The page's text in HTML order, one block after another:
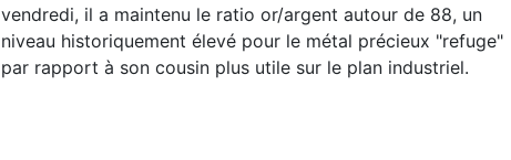
vendredi, il a maintenu le ratio or/argent autour de 88, un
niveau historiquement élevé pour le métal précieux "refuge"
par rapport à son cousin plus utile sur le plan industriel.